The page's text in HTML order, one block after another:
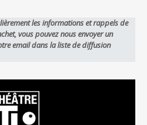
les informations et rappels de
vous pouvez nous envoyer un
email dans la liste de diffusion